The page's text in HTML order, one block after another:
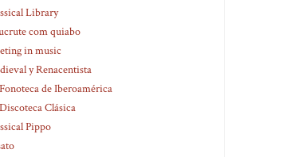
Library
com quiabo
in music
y Renacentista
de Iberoamérica
Clásica
Pippo